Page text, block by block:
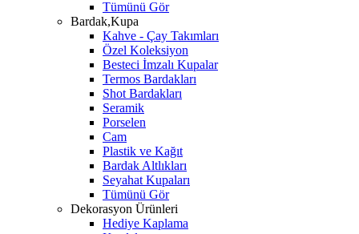
Tümünü Gör
Bardak,Kupa
Kahve - Çay Takımları
Özel Koleksiyon
Besteci İmzalı Kupalar
Termos Bardakları
Shot Bardakları
Seramik
Porselen
Cam
Plastik ve Kağıt
Bardak Altlıkları
Seyahat Kupaları
Tümünü Gör
Dekorasyon Ürünleri
Hediye Kaplama